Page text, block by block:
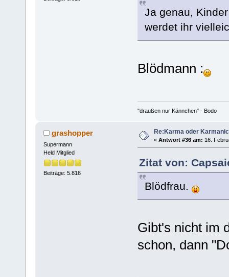
Ja genau,
werdet ihr
Blödmann :
"draußen nur Kännchen" - Bodo
grashopper
Supermann
Held Mitglied
Beiträge: 5.816
Re:Karma oder
« Antwort #36 am: 16.
Zitat von:
Blödfrau.
Gibt's nicht im
schon, dann